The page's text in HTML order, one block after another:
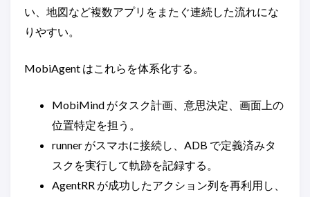
い、地図など複数アプリをまたぐ連続した流れにな
りやすい。
MobiAgent はこれらを体系化する。
MobiMind がタスク計画、意思決定、画面上の
位置特定を担う。
runner がスマホに接続し、ADB で定義済みタ
スクを実行して軌跡を記録する。
AgentRR が成功したアクション列を再利用し、